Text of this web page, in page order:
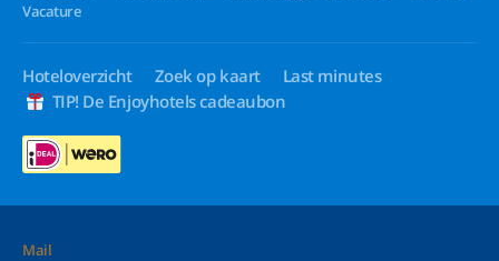
Vacature
Hoteloverzicht Zoek op kaart
Last minutes
TIP! De Enjoyhotels cadeaubon
Mail